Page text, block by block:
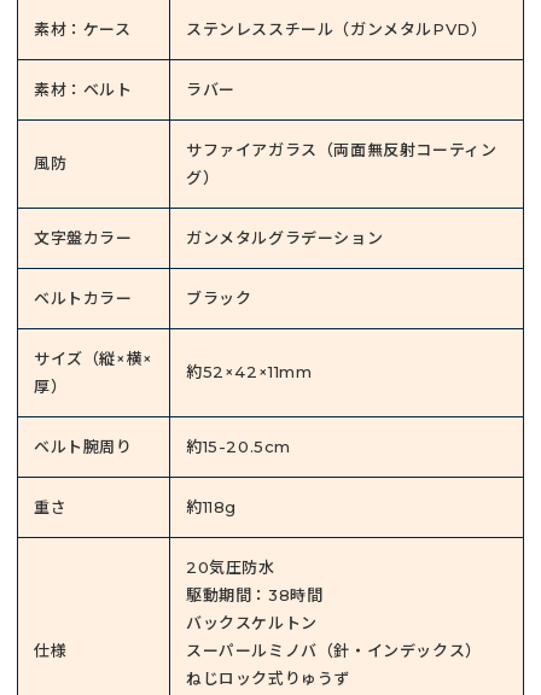
素材：ケース ステンレススチール（ガンメタルPVD）
素材：ベルト ラバー
風防
サファイアガラス（両面無反射コーティン
グ）
文字盤カラー ガンメタルグラデーション
ベルトカラー ブラック
サイズ（縦×横×
厚）
約52×42×11mm
ベルト腕周り 約15-20.5cm
重さ 約118g
仕様
20気圧防水
駆動期間：38時間
バックスケルトン
スーパールミノバ（針・インデックス）
ねじロック式りゅうず